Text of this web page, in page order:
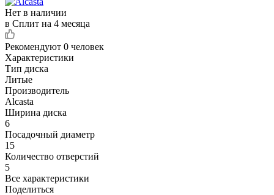
Нет в наличии
в Сплит на 4 месяца
Рекомендуют 0 человек
Характеристики
Тип диска
Литые
Производитель
Alcasta
Ширина диска
6
Посадочный диаметр
15
Количество отверстий
5
Все характеристики
Поделиться